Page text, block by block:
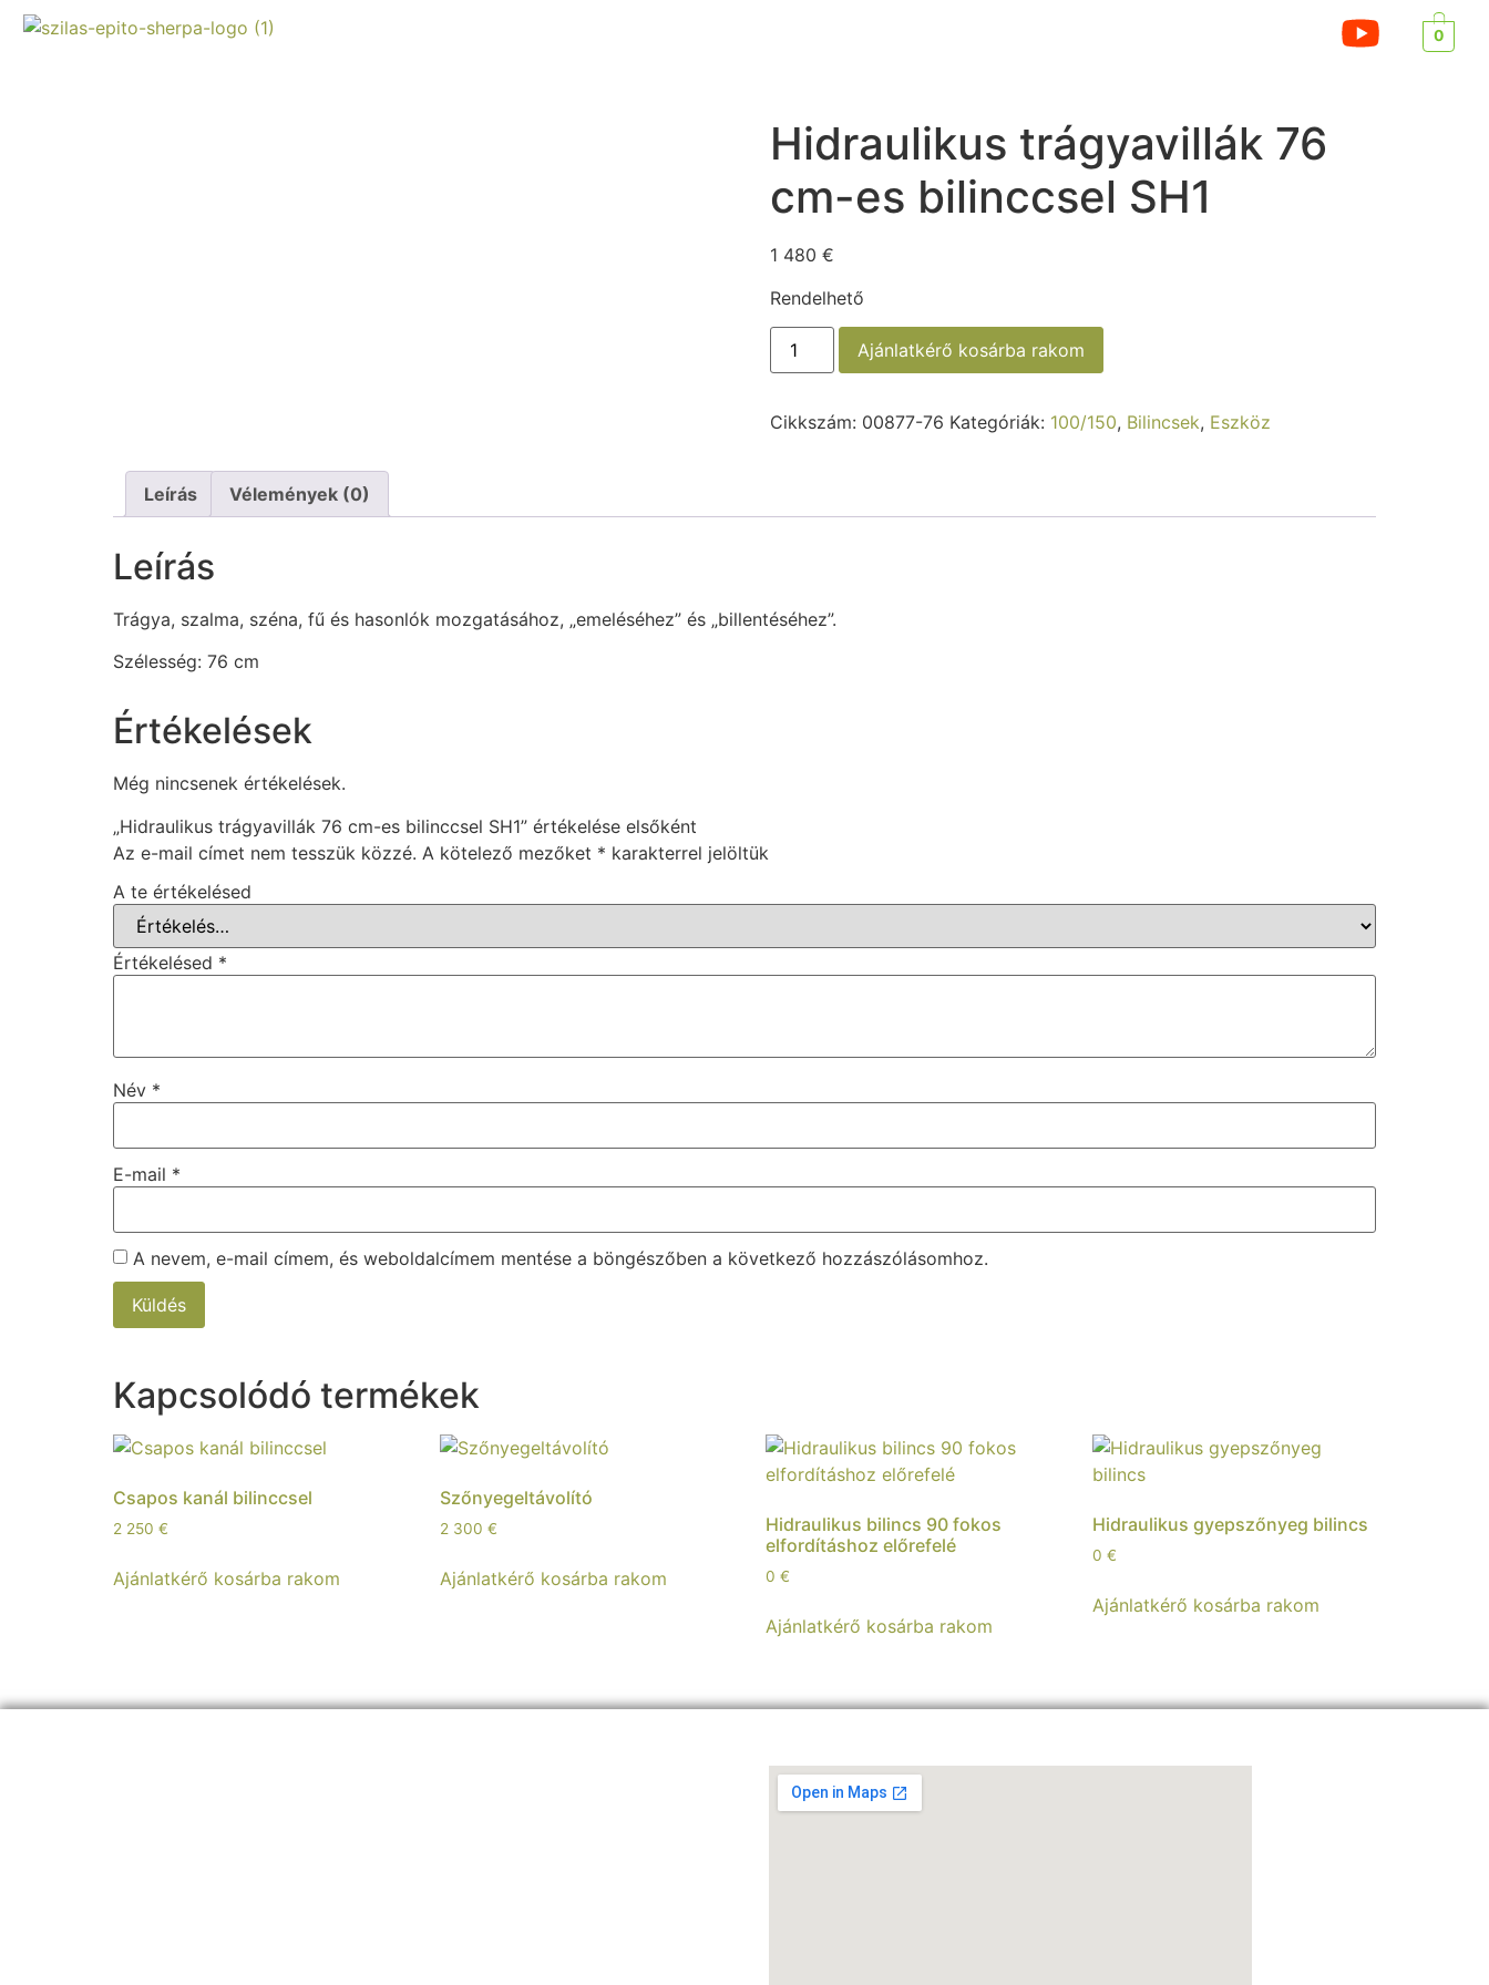
0
Hidraulikus trágyavillák 76
cm-es bilinccsel SH1
1 480 €
Rendelhető
Ajánlatkérő kosárba rakom
Cikkszám: 00877-76 Kategóriák: 100/150, Bilincsek, Eszköz
Leírás Vélemények (0)
Leírás
Trágya, szalma, széna, fű és hasonlók mozgatásához, „emeléséhez” és „billentéséhez”.
Szélesség: 76 cm
Értékelések
Még nincsenek értékelések.
„Hidraulikus trágyavillák 76 cm-es bilinccsel SH1” értékelése elsőként
Az e-mail címet nem tesszük közzé. A kötelező mezőket * karakterrel jelöltük
A te értékelésed
Értékelésed *
Név *
E-mail *
A nevem, e-mail címem, és weboldalcímem mentése a böngészőben a következő hozzászólásomhoz.
Kapcsolódó termékek
Csapos kanál bilinccsel
2 250 €
Ajánlatkérő kosárba rakom
Szőnyegeltávolító
2 300 €
Ajánlatkérő kosárba rakom
Hidraulikus bilincs 90 fokos
elfordításhoz előrefelé
0€
Ajánlatkérő kosárba rakom
Hidraulikus gyepszőnyeg bilincs
0€
Ajánlatkérő kosárba rakom